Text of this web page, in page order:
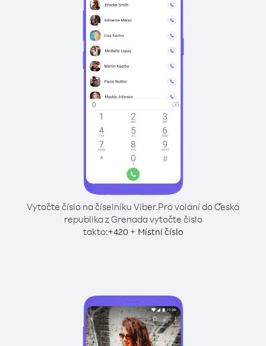
Vytočte číslo na číselníku Viber.Pro volání do Česká
republika z Grenada vytočte číslo
takto:+420+ Místní číslo